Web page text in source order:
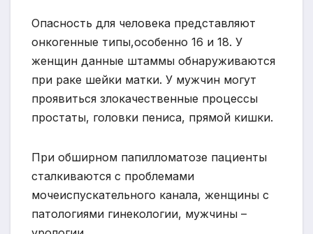
Опасность для человека представляют
онкогенные типы,особенно 16 и 18. У
женщин данные штаммы обнаруживаются
при раке шейки матки. У мужчин могут
проявиться злокачественные процессы
простаты, головки пениса, прямой кишки.
При обширном папилломатозе пациенты
сталкиваются с проблемами
мочеиспускательного канала, женщины с
патологиями гинекологии, мужчины –